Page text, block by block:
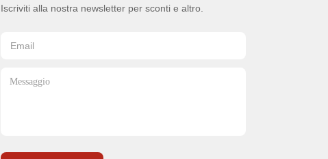
Iscriviti alla nostra newsletter per sconti e altro.